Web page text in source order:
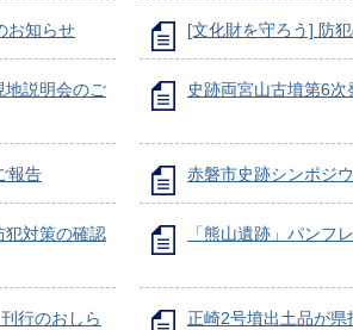
お知らせ [文化財を守ろう] 防
地説明会のご
史跡両宮山古墳第6
報告 赤磐市史跡シンポジ
犯対策の確認
「熊山遺跡」パンフ
行のおしら
正崎2号墳出土品が県